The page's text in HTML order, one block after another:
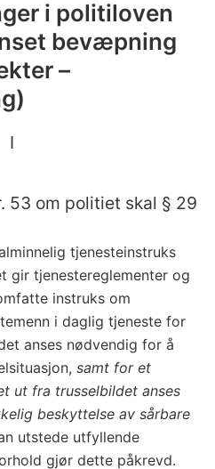
i politiloven
bevæpning
–
I
53 om politiet skal § 29
tjenesteinstruks
gir tjenestereglementer og
instruks om
i daglig tjeneste for
anses nødvendig for å
samt for et
ut fra trusselbildet anses
beskyttelse av sårbare
utstede utfyllende
gjør dette påkrevd.